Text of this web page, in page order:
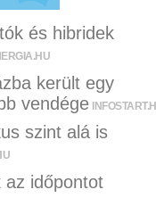
és hibridek
került egy
vendége
szint alá is
az időpontot